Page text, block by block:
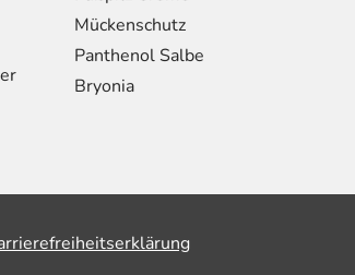
Mückenschutz
Panthenol Salbe
Bryonia